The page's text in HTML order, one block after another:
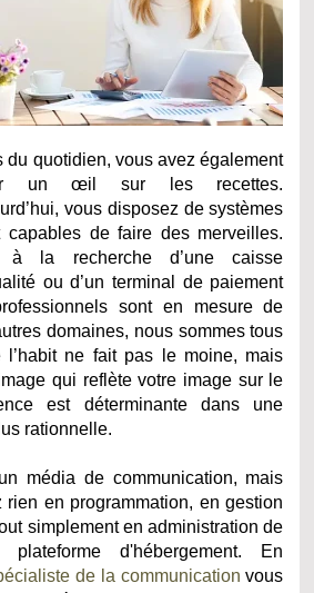
du quotidien, vous avez également
un œil sur les recettes.
vous disposez de systèmes
de faire des merveilles.
la recherche d’une caisse
ou d’un terminal de paiement
sont en mesure de
domaines, nous sommes tous
ne fait pas le moine, mais
qui reflète votre image sur le
est déterminante dans une
rationnelle.
média de communication, mais
en programmation, en gestion
simplement en administration de
d'hébergement. En
de la communication vous